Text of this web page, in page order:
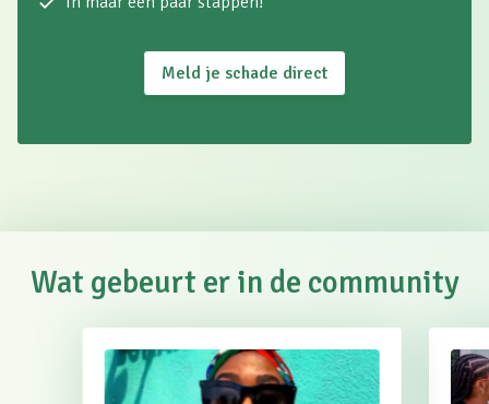
Meld je schade direct
Wat gebeurt er in de community